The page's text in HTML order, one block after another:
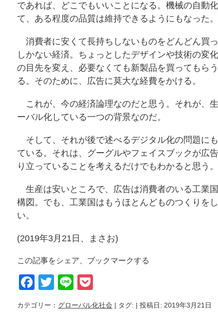
であれば、どこでもいいことになる。機械の自動
て、ある程度の品質は維持できるようにもなった。
消費者に安くて長持ちしないものをどんどん買
しかない経済。ちょっとしたデザインや技術の変
の目先を変え、必要なくても新製品を買ってもら
る。そのために、広告に莫大な経費をかける。
これが、今の経済論理なのだと思う。それが、
ーバル化している一つの背景なのだ。
そして、それが後で述べるデジタル化の問題に
ている。それは、グーグルやフェイスブックが広
り立っていることを考えるだけでもわかると思う。
生産は安いところで、広告は消費者のいる工業
構図。でも、工業国はもうほとんどものつくりを
い。
(2019年3月21日、まさお)
この記事をシェア、ブックマークする
Facebook
Twitter
Line
カテゴリー： グローバル化社会 | タグ: | 投稿日: 2019年3月21日